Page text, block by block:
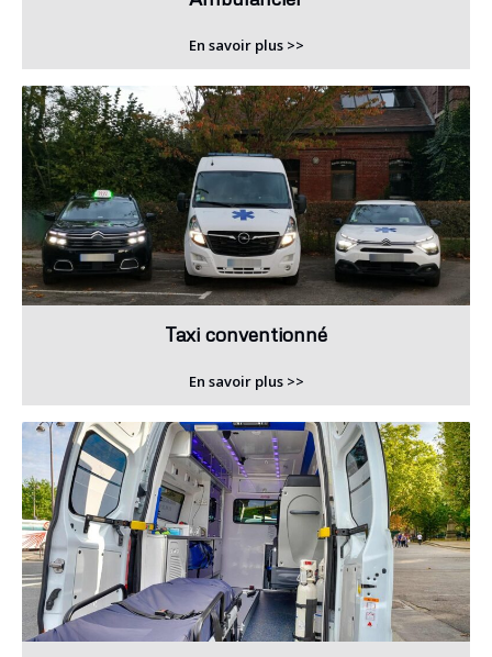
En savoir plus >>
Taxi conventionné
En savoir plus >>